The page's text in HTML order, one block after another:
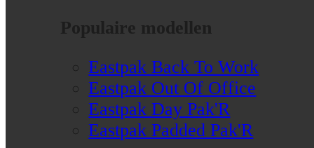
Populaire modellen
Eastpak Back To Work
Eastpak Out Of Office
Eastpak Day Pak'R
Eastpak Padded Pak'R